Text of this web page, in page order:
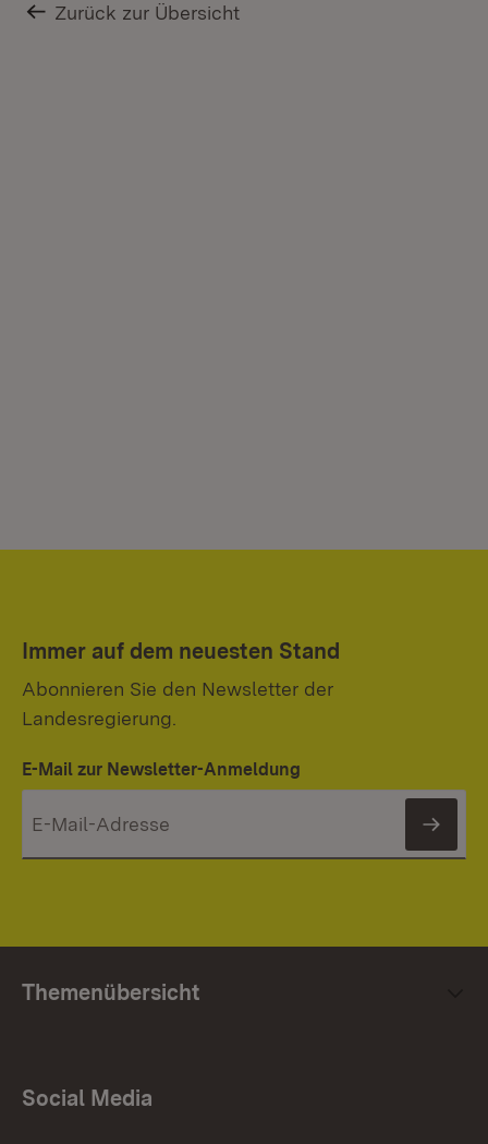
Zurück zur Übersicht
Immer auf dem neuesten Stand
Abonnieren Sie den Newsletter der
Landesregierung.
E-Mail zur Newsletter-Anmeldung
Themenübersicht
Social Media